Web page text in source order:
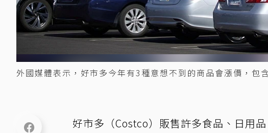
外國媒體表示，好市多今年有3種意想不到的商品會漲價，包
好市多（Costco）販售許多食品、日用